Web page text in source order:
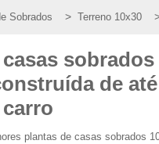
Sobrados > Terreno 10x30
sobrados
de
plantas de casas sobrados